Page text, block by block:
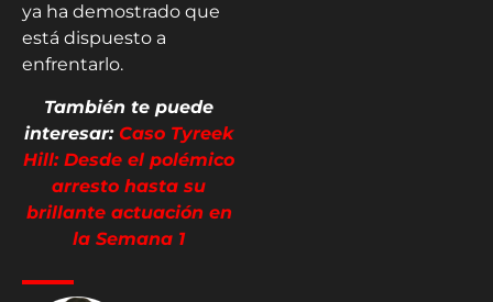
ya ha demostrado que
está dispuesto a
enfrentarlo.
También te puede
interesar: Caso Tyreek
Hill: Desde el polémico
arresto hasta su
brillante actuación en
la Semana 1